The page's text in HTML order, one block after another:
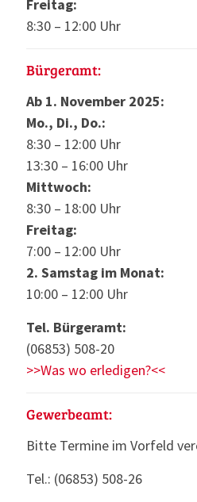
Freitag:
8:30 – 12:00 Uhr
Bürgeramt:
Ab 1. November 2025:
Mo., Di., Do.:
8:30 – 12:00 Uhr
13:30 – 16:00 Uhr
Mittwoch:
8:30 – 18:00 Uhr
Freitag:
7:00 – 12:00 Uhr
2. Samstag im Monat:
10:00 – 12:00 Uhr
Tel. Bürgeramt:
(06853) 508-20
>>Was wo erledigen?<<
Gewerbeamt:
Bitte Termine im Vorfeld
Tel.: (06853) 508-26